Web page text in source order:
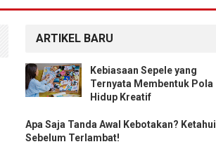
ARTIKEL BARU
Kebiasaan Sepele yang
Ternyata Membentuk Pola
Hidup Kreatif
Apa Saja Tanda Awal Kebotakan? Ketahui
Sebelum Terlambat!